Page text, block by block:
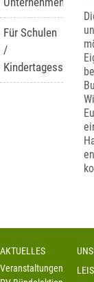
Für Schulen
/
Kindertagesstätten
AKTUELLES
Veranstaltungen